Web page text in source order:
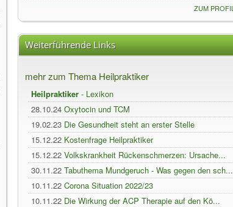
ZUM PROFIL
Weiterführende Links
mehr zum Thema Heilpraktiker
Heilpraktiker - Lexikon
28.10.24 Oxytocin und TCM
19.02.23 Die Gesundheit steht an erster Stelle
15.12.22 Kostenfrage Heilpraktiker
15.12.22 Volkskrankheit Rückenschmerzen: Ursache...
30.11.22 Tabuthema Mundgeruch - Was gegen den sch...
10.11.22 Corona Situation 2022/23
10.11.22 Die Wirkung der ACP Therapie auf den Kö...